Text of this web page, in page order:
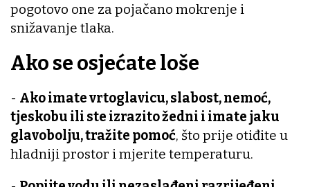
pogotovo one za pojačano mokrenje i
snižavanje tlaka.
Ako se osjećate loše
- Ako imate vrtoglavicu, slabost, nemoć,
tjeskobu ili ste izrazito žedni i imate jaku
glavobolju, tražite pomoć, što prije otiđite u
hladniji prostor i mjerite temperaturu.